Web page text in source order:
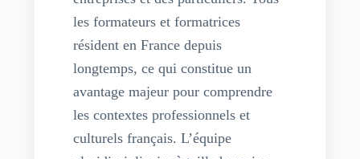
les formateurs et formatrices
résident en France depuis
longtemps, ce qui constitue un
avantage majeur pour comprendre
les contextes professionnels et
culturels français. L’équipe